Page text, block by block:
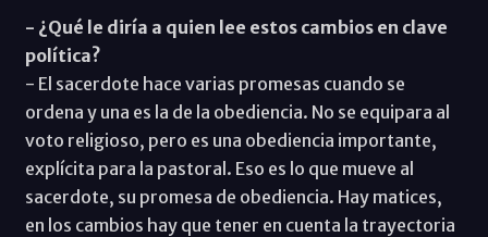
- ¿Qué le diría a quien lee estos cambios en clave
política?
- El sacerdote hace varias promesas cuando se
ordena y una es la de la obediencia. No se equipara al
voto religioso, pero es una obediencia importante,
explícita para la pastoral. Eso es lo que mueve al
sacerdote, su promesa de obediencia. Hay matices,
en los cambios hay que tener en cuenta la trayectoria